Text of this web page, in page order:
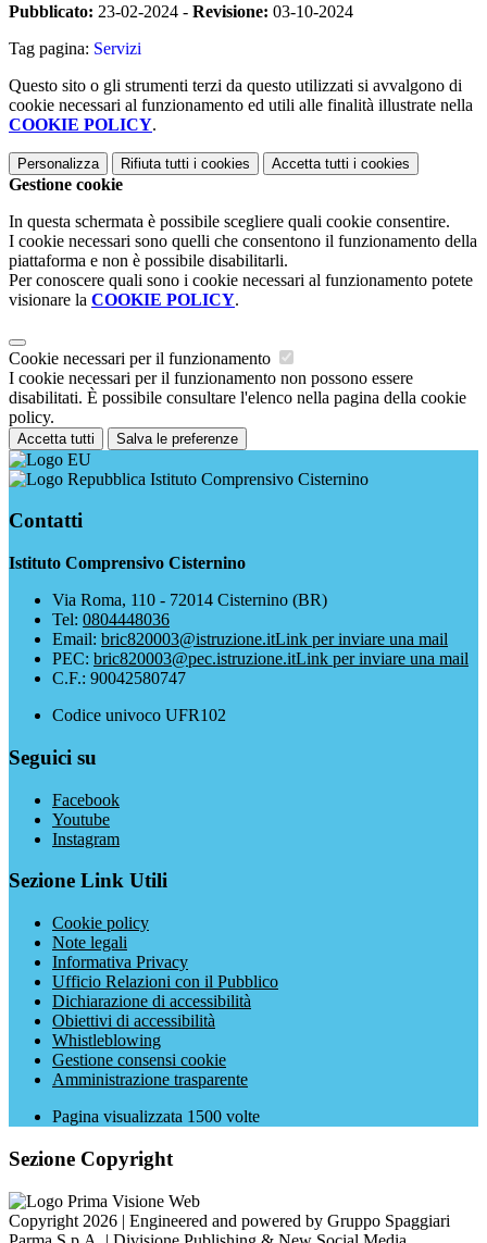
Pubblicato: 23-02-2024 - Revisione: 03-10-2024
Tag pagina: Servizi
Questo sito o gli strumenti terzi da questo utilizzati si avvalgono di
cookie necessari al funzionamento ed utili alle finalità illustrate nella
COOKIE POLICY.
Personalizza Rifiuta tutti i cookies Accetta tutti i cookies
Gestione cookie
In questa schermata è possibile scegliere quali cookie consentire.
I cookie necessari sono quelli che consentono il funzionamento della
piattaforma e non è possibile disabilitarli.
Per conoscere quali sono i cookie necessari al funzionamento potete
visionare la COOKIE POLICY.
Cookie necessari per il funzionamento
I cookie necessari per il funzionamento non possono essere
disabilitati. È possibile consultare l'elenco nella pagina della cookie
policy.
Accetta tutti Salva le preferenze
Istituto Comprensivo Cisternino
Contatti
Istituto Comprensivo Cisternino
Via Roma, 110 - 72014 Cisternino (BR)
Tel: 0804448036
Email: bric820003@istruzione.itLink per inviare una mail
PEC: bric820003@pec.istruzione.itLink per inviare una mail
C.F.: 90042580747
Codice univoco UFR102
Seguici su
Facebook
Youtube
Instagram
Sezione Link Utili
Cookie policy
Note legali
Informativa Privacy
Ufficio Relazioni con il Pubblico
Dichiarazione di accessibilità
Obiettivi di accessibilità
Whistleblowing
Gestione consensi cookie
Amministrazione trasparente
Pagina visualizzata 1500 volte
Sezione Copyright
Copyright 2026 | Engineered and powered by Gruppo Spaggiari